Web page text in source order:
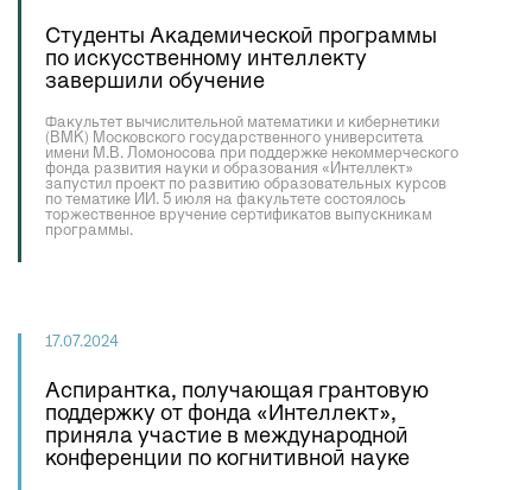
Студенты Академической программы
по искусственному интеллекту
завершили обучение
Факультет вычислительной математики и кибернетики
(ВМК) Московского государственного университета
имени М.В. Ломоносова при поддержке некоммерческого
фонда развития науки и образования «Интеллект»
запустил проект по развитию образовательных курсов
по тематике ИИ. 5 июля на факультете состоялось
торжественное вручение сертификатов выпускникам
программы.
17.07.2024
Аспирантка, получающая грантовую
поддержку от фонда «Интеллект»,
приняла участие в международной
конференции по когнитивной науке